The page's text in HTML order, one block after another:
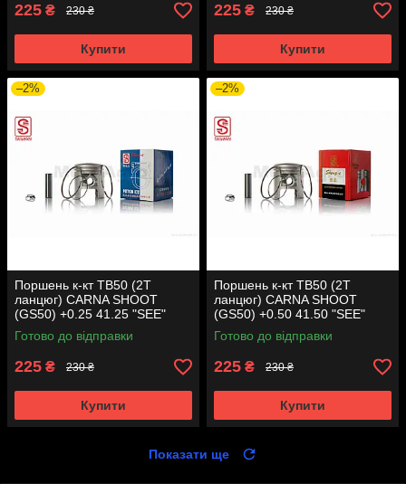
225 ₴ 230 ₴
Купити
225 ₴ 230 ₴
Купити
–2%
Поршень к-кт TB50 (2T
ланцюг) CARNA SHOOT
(GS50) +0.25 41.25 "SEE"
(Sheng-E) таємниця (акція)
Готово до відправки
225 ₴ 230 ₴
Купити
–2%
Поршень к-кт TB50 (2T
ланцюг) CARNA SHOOT
(GS50) +0.50 41.50 "SEE"
(Sheng-E) таємниця (акція)
Готово до відправки
225 ₴ 230 ₴
Купити
Показати ще